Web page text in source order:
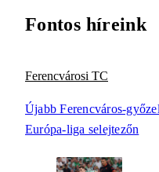
Fontos híreink
Ferencvárosi TC
Újabb Ferencváros-
Európa-liga selejtezőn